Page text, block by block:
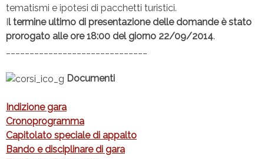
tematismi e ipotesi di pacchetti turistici.
Il termine ultimo di presentazione delle domande è stato
prorogato alle ore 18:00 del giorno 22/09/2014.
Documenti
Indizione gara
Cronoprogramma
Capitolato speciale di appalto
Bando e disciplinare di gara